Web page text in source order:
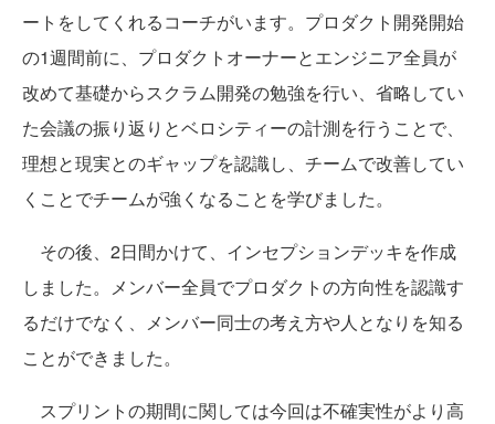
ートをしてくれるコーチがいます。プロダクト開発開始
の1週間前に、プロダクトオーナーとエンジニア全員が
改めて基礎からスクラム開発の勉強を行い、省略してい
た会議の振り返りとベロシティーの計測を行うことで、
理想と現実とのギャップを認識し、チームで改善してい
くことでチームが強くなることを学びました。
その後、2日間かけて、インセプションデッキを作成
しました。メンバー全員でプロダクトの方向性を認識す
るだけでなく、メンバー同士の考え方や人となりを知る
ことができました。
スプリントの期間に関しては今回は不確実性がより高